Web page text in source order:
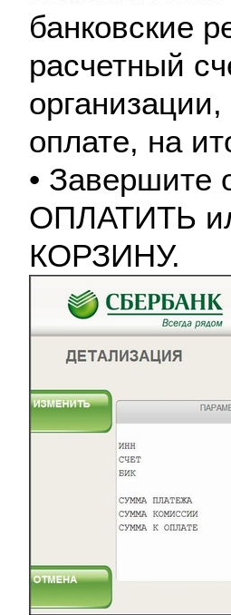
банковские
расчетный
оплате, на
• Завершите
ОПЛАТИТЬ
КОРЗИНУ.